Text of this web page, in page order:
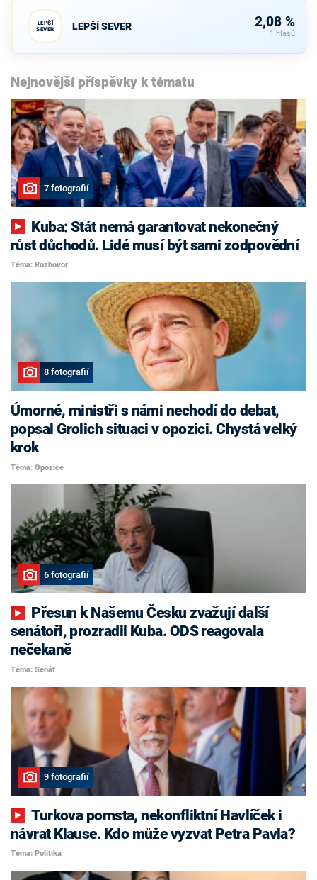
LEPŠÍ
SEVER
LEPŠÍ SEVER 2,08 %
1 hlasů
Nejnovější příspěvky k tématu
7 fotografií
růst důchodů. Lidé musí být sami zodpovědní
Téma: Rozhovor
8 fotografií
Úmorné, ministři s námi nechodí do debat,
popsal Grolich situaci v opozici. Chystá velký
krok
Téma: Opozice
6 fotografií
senátoři, prozradil Kuba. ODS reagovala
nečekaně
Téma: Senát
9 fotografií
Turkova pomsta, nekonfliktní Havlíček i
návrat Klause. Kdo může vyzvat Petra Pavla?
Téma: Politika